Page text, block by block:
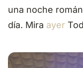
una noche
día. Mira ayer